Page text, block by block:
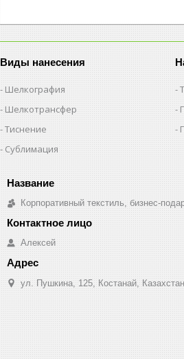
Виды нанесения
Шелкография
Шелкотрансфер
Тиснение
Сублимация
Корпоративный текстиль, бизнес-
Алексей
ул. Пушкина, 125, Костанай, Казахстан